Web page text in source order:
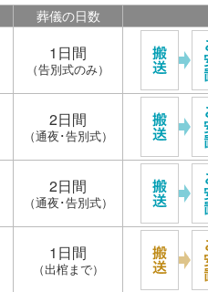
葬儀の日数
1日間
（告別式のみ）
2日間
（通夜･告別式）
2日間
（通夜･告別式）
1日間
（出棺まで）